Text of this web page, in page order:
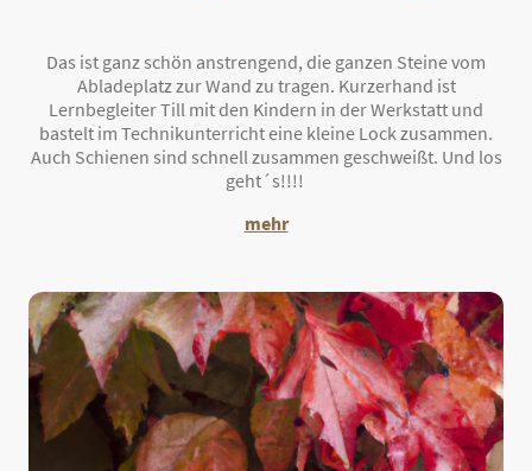
Das ist ganz schön anstrengend, die ganzen Steine vom
Abladeplatz zur Wand zu tragen. Kurzerhand ist
Lernbegleiter Till mit den Kindern in der Werkstatt und
bastelt im Technikunterricht eine kleine Lock zusammen.
Auch Schienen sind schnell zusammen geschweißt. Und los
geht´s!!!!
mehr